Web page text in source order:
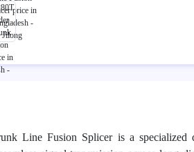
Line Fusion Splicer is a specialized